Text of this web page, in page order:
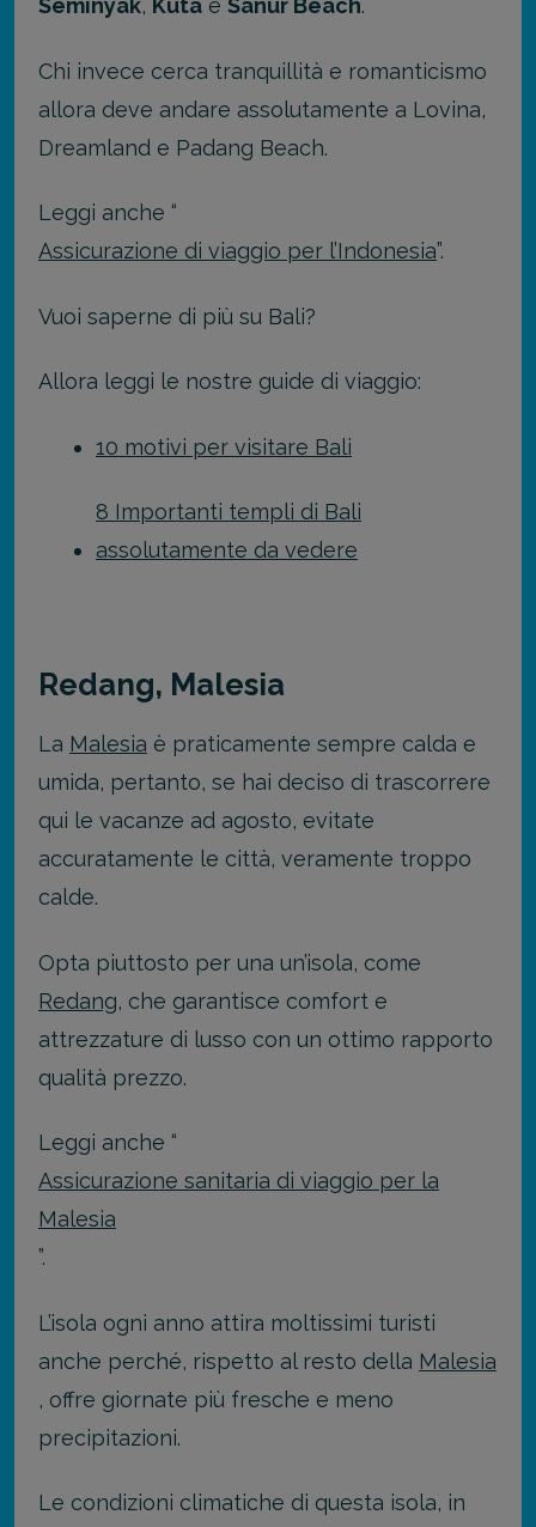
Seminyak, Kuta e Sanur Beach.
Chi invece cerca tranquillità e romanticismo
allora deve andare assolutamente a Lovina,
Dreamland e Padang Beach.
Leggi anche “
Assicurazione di viaggio per l’Indonesia”.
Vuoi saperne di più su Bali?
Allora leggi le nostre guide di viaggio:
10 motivi per visitare Bali
8 Importanti templi di Bali
assolutamente da vedere
Redang, Malesia
La Malesia è praticamente sempre calda e
umida, pertanto, se hai deciso di trascorrere
qui le vacanze ad agosto, evitate
accuratamente le città, veramente troppo
calde.
Opta piuttosto per una un’isola, come
Redang, che garantisce comfort e
attrezzature di lusso con un ottimo rapporto
qualità prezzo.
Leggi anche “
Assicurazione sanitaria di viaggio per la
Malesia
”.
L’isola ogni anno attira moltissimi turisti
anche perché, rispetto al resto della Malesia
, offre giornate più fresche e meno
precipitazioni.
Le condizioni climatiche di questa isola, in